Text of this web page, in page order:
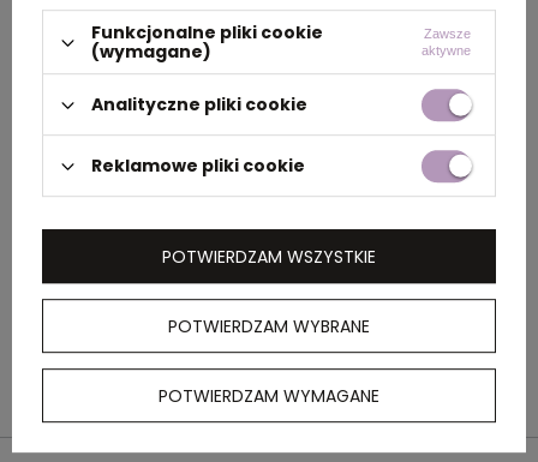
Wymiary
kartonu
zewnętrznego
52 x 47 x 33 cm
OPIS
Wachlarz z bambusa
Funkcjonalne pliki cookie
(wymagane)
Zawsze
aktywne
Analityczne pliki cookie
Reklamowe pliki cookie
POTWIERDZAM WYBRANE
POTWIERDZAM WYMAGANE
POTWIERDZAM WSZYSTKIE